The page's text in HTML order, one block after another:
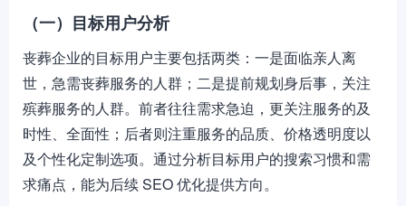
（一）目标用户分析
丧葬企业的目标用户主要包括两类：一是面临亲人离
世，急需丧葬服务的人群；二是提前规划身后事，关注
殡葬服务的人群。前者往往需求急迫，更关注服务的及
时性、全面性；后者则注重服务的品质、价格透明度以
及个性化定制选项。通过分析目标用户的搜索习惯和需
求痛点，能为后续 SEO 优化提供方向。